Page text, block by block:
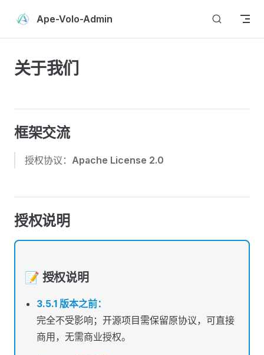
Skip to content
Ape-Volo-Admin
关于我们
框架交流
授权协议： Apache License 2.0
授权说明
📝 授权说明
3.5.1 版本之前：
完全不受影响；开源项目需保留原协议，可直接
商用，无需商业授权。